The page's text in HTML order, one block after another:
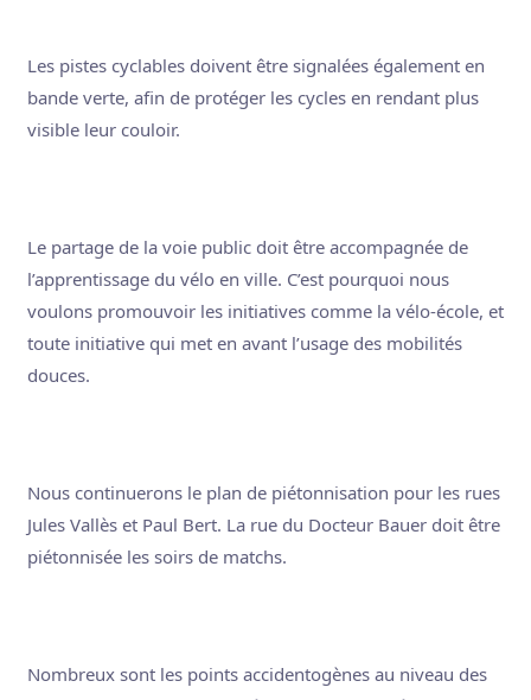
Les pistes cyclables doivent être signalées également en
bande verte, afin de protéger les cycles en rendant plus
visible leur couloir.
Le partage de la voie public doit être accompagnée de
l’apprentissage du vélo en ville. C’est pourquoi nous
voulons promouvoir les initiatives comme la vélo-école, et
toute initiative qui met en avant l’usage des mobilités
douces.
Nous continuerons le plan de piétonnisation pour les rues
Jules Vallès et Paul Bert. La rue du Docteur Bauer doit être
piétonnisée les soirs de matchs.
Nombreux sont les points accidentogènes au niveau des